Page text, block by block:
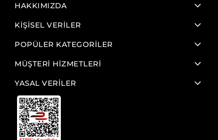
HAKKIMIZDA
KİŞİSEL VERİLER
POPÜLER KATEGORİLER
MÜŞTERİ HİZMETLERİ
YASAL VERİLER